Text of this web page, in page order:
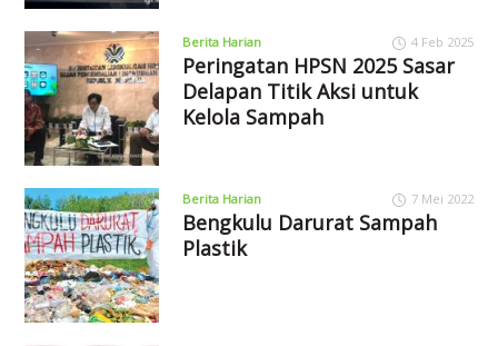
Berita Harian 4 Feb 2025
Peringatan HPSN 2025 Sasar
Delapan Titik Aksi untuk
Kelola Sampah
Berita Harian 7 Mei 2022
Bengkulu Darurat Sampah
Plastik